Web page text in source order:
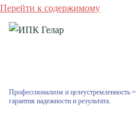
Перейти к содержимому
Профессионализм и целеустремленность =
гарантия надежности и результата.